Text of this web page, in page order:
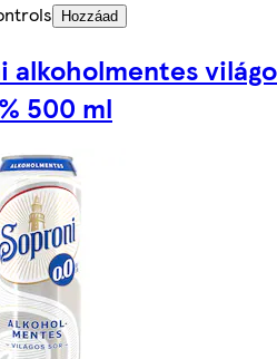
Hozzáad
alkoholmentes
500 ml